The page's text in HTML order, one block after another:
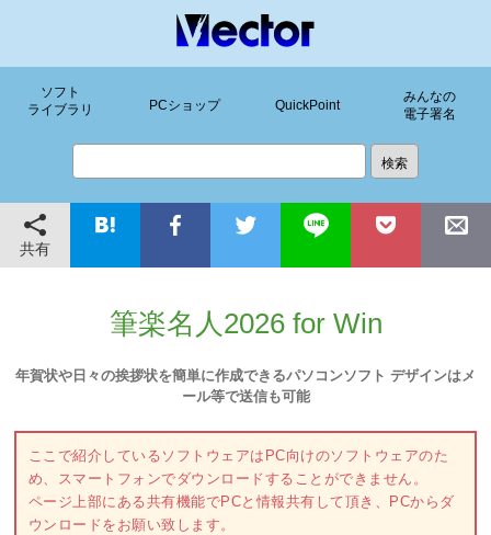
ソフト
ライブラリ
PCショップ QuickPoint
みんなの
電子署名
共有
筆楽名人2026 for Win
年賀状や日々の挨拶状を簡単に作成できるパソコンソフト デザインはメ
ール等で送信も可能
ここで紹介しているソフトウェアはPC向けのソフトウェアのた
め、スマートフォンでダウンロードすることができません。
ページ上部にある共有機能でPCと情報共有して頂き、PCからダ
ウンロードをお願い致します。